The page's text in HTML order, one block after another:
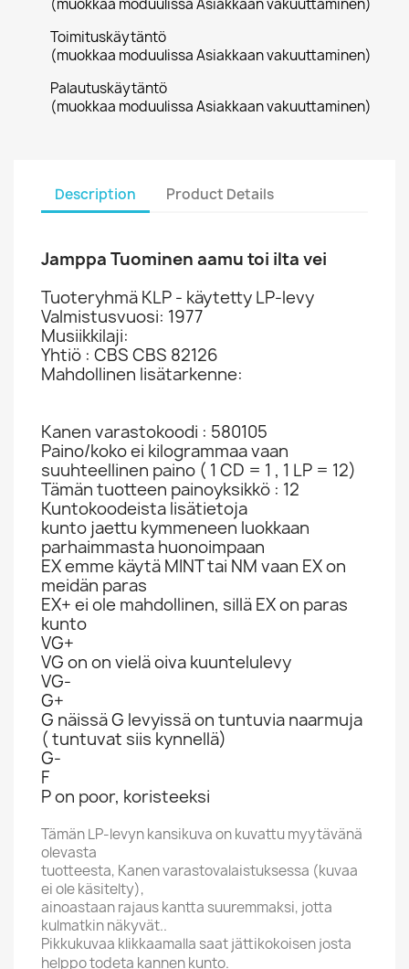
(muokkaa moduulissa Asiakkaan vakuuttaminen)
Toimituskäytäntö
(muokkaa moduulissa Asiakkaan vakuuttaminen)
Palautuskäytäntö
(muokkaa moduulissa Asiakkaan vakuuttaminen)
Description Product Details
Jamppa Tuominen aamu toi ilta vei
Tuoteryhmä KLP - käytetty LP-levy
Valmistusvuosi: 1977
Musiikkilaji:
Yhtiö : CBS CBS 82126
Mahdollinen lisätarkenne:
Kanen varastokoodi : 580105
Paino/koko ei kilogrammaa vaan
suuhteellinen paino ( 1 CD = 1 , 1 LP = 12)
Tämän tuotteen painoyksikkö : 12
Kuntokoodeista lisätietoja
kunto jaettu kymmeneen luokkaan
parhaimmasta huonoimpaan
EX emme käytä MINT tai NM vaan EX on
meidän paras
EX+ ei ole mahdollinen, sillä EX on paras
kunto
VG+
VG on on vielä oiva kuuntelulevy
VG-
G+
G näissä G levyissä on tuntuvia naarmuja
( tuntuvat siis kynnellä)
G-
F
P on poor, koristeeksi
Tämän LP-levyn kansikuva on kuvattu myytävänä
olevasta
tuotteesta, Kanen varastovalaistuksessa (kuvaa
ei ole käsitelty),
ainoastaan rajaus kantta suuremmaksi, jotta
kulmatkin näkyvät..
Pikkukuvaa klikkaamalla saat jättikokoisen josta
helppo todeta kannen kunto.